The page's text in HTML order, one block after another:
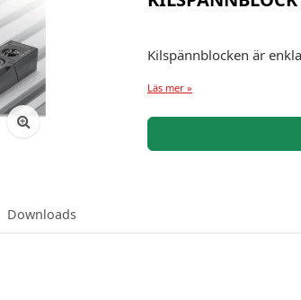
Kilspännblocken är
Läs mer »
Downloads